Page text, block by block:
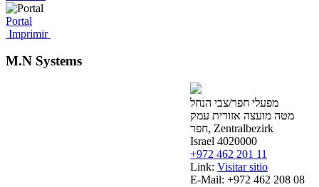
Portal
Imprimir
M.N Systems
מפעלי חפר/צבי הנחל
מטה מועצה אזורית עמק
חפר, Zentralbezirk
Israel 4020000
+972 462 201 11
Link:Visitar sitio
E-Mail:+972 462 208 08